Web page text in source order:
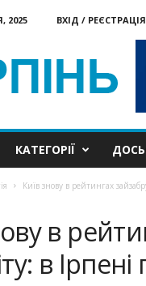
2025 ВХІД / РЕЄСТРАЦІЯ
КАТЕГОРІЇ
Київ знову в рейтингах
в
в